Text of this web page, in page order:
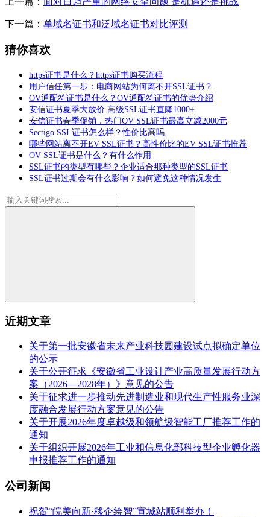
下一篇： 单域名证书和泛域名证书对比评测
猜你喜欢
https证书是什么？https证书购买流程
用户信任第一步：电商网站为何离不开SSL证书？
OV通配符证书是什么？OV通配符证书的优势介绍
安信证书夏季大放价 高级SSL证书直降1000+
安信证书春季促销，热门OV SSL证书最高立减2000元
Sectigo SSL证书怎么样？性价比高吗
哪些网站离不开EV SSL证书？高性价比的EV SSL证书推荐
OV SSL证书是什么？有什么作用
SSL证书的类型有哪些？企业适合那种类型的SSL证书
SSL证书过期会有什么影响？如何避免这种情况发生
近期文章
关于第一批安徽省未来产业科技园建设试点拟确定单位
的公示
关于公开征求《安徽省工业设计产业高质量发展行动方
案（2026—2028年）》意见的公告
关于征求进一步推动先进制造业和现代生产性服务业深
度融合发展行动方案意见的公告
关于开展2026年度卓越级和领航级智能工厂推荐工作的
通知
关于组织开展2026年工业和信息化部科技型企业孵化器
申报推荐工作的通知
公司新闻
祝贺“皖美向新·移企绘智”宣城站顺利举办！